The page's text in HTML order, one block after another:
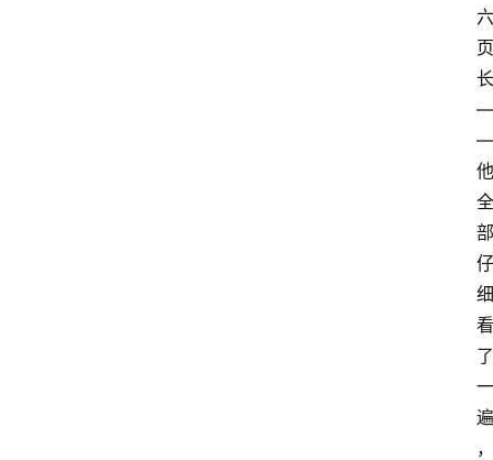
六
页
长
—
—
他
全
部
仔
细
看
了
一
遍
，